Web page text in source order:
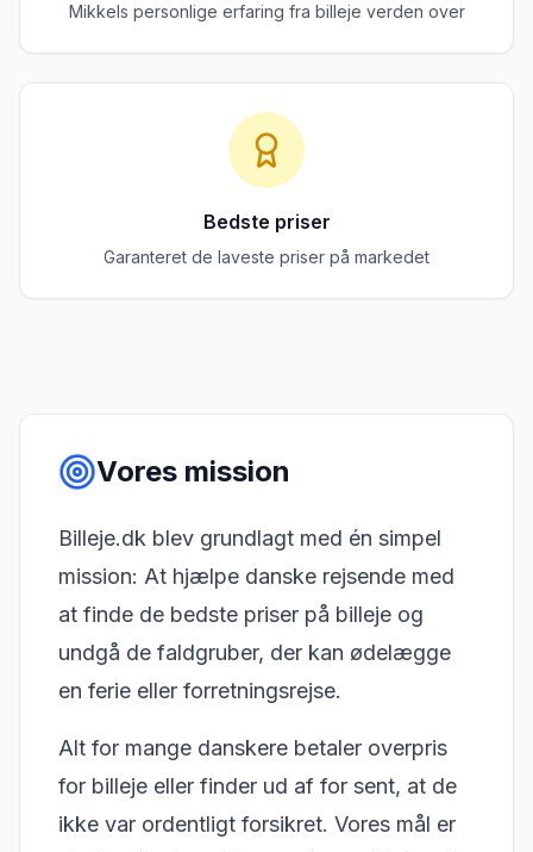
Mikkels personlige erfaring fra billeje verden over
Bedste priser
Garanteret de laveste priser på markedet
Vores mission
Billeje.dk blev grundlagt med én simpel
mission: At hjælpe danske rejsende med
at finde de bedste priser på billeje og
undgå de faldgruber, der kan ødelægge
en ferie eller forretningsrejse.
Alt for mange danskere betaler overpris
for billeje eller finder ud af for sent, at de
ikke var ordentligt forsikret. Vores mål er